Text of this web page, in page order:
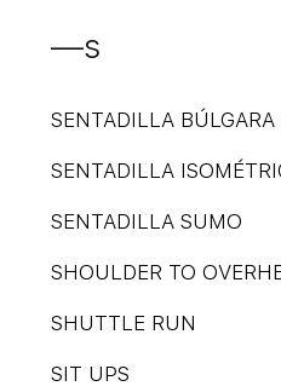
—s
SENTADILLA BÚLGARA
SENTADILLA
SENTADILLA SUMO
SHOULDER TO
SHUTTLE RUN
SIT UPS